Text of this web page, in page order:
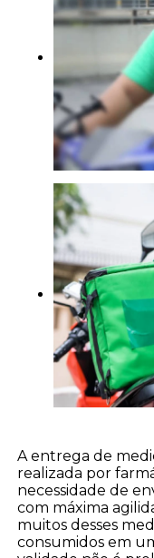
A entrega de
realizada por
necessidade de
com máxima
muitos desses
consumidos em